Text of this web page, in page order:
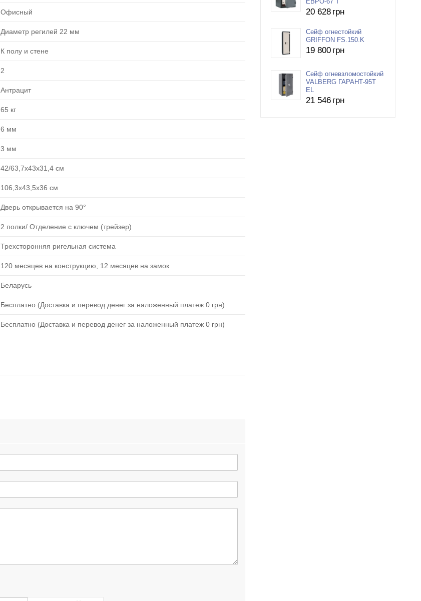
Офисный
Диаметр регилей 22 мм
К полу и стене
2
Антрацит
65 кг
6 мм
3 мм
42/63,7х43х31,4 см
106,3х43,5х36 см
Дверь открывается на 90°
2 полки/ Отделение с ключем (трейзер)
Трехсторонняя ригельная система
120 месяцев на конструкцию, 12 месяцев на замок
Беларусь
Бесплатно (Доставка и перевод денег за наложенный платеж 0 грн)
Бесплатно (Доставка и перевод денег за наложенный платеж 0 грн)
ЕВРО-67 T
20 628 грн
Сейф огнестойкий
GRIFFON FS.150.K
19 800 грн
Сейф огневзломостойкий
VALBERG ГАРАНТ-95Т
EL
21 546 грн